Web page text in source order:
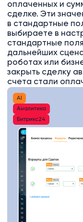
оплаченных и
сделке. Эти
в стандартные
выбираете в
стандартные
дальнейших
роботах или
закрыть сделку
счета стали
AI
Аналитика
Битрикс24